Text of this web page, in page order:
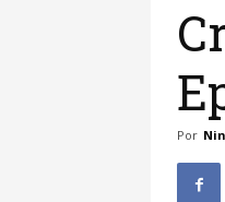
Por